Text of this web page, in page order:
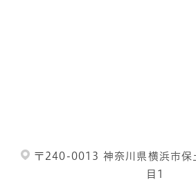
〒240-0013 神奈川県横浜市保
目1